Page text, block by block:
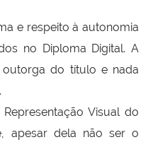
e respeito à autonomia
no Diploma Digital. A
do título e nada
Visual do
apesar dela não ser o